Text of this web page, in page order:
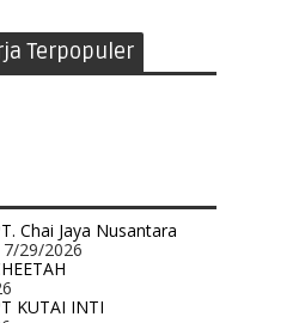
Terpopuler
Chai Jaya Nusantara
7/29/2026
KUTAI INTI